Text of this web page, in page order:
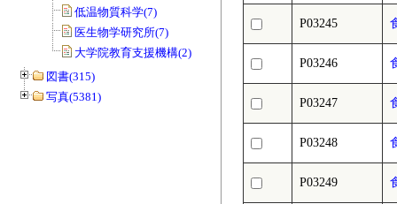
低温物質科学(7)
医生物学研究所(7)
大学院教育支援機構(2)
図書(315)
写真(5381)
P03245
P03246
P03247
P03248
P03249